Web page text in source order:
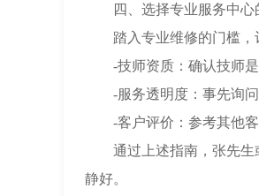
四、选择专业服务中心
踏入专业维修的门槛，
-技师资质：确认技师是
-服务透明度：事先询问
-客户评价：参考其他客
通过上述指南，张先生或
静好。